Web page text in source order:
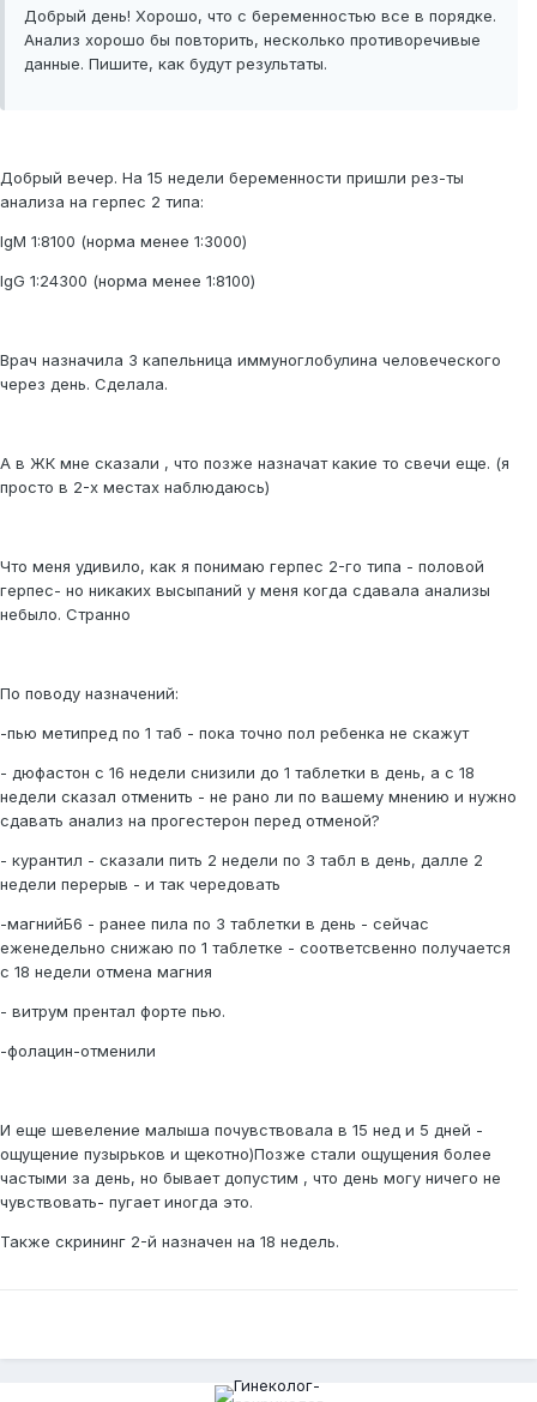
Добрый день! Хорошо, что с беременностью все в порядке.
Анализ хорошо бы повторить, несколько противоречивые
данные. Пишите, как будут результаты.
Добрый вечер. На 15 недели беременности пришли рез-ты
анализа на герпес 2 типа:
IgM 1:8100 (норма менее 1:3000)
IgG 1:24300 (норма менее 1:8100)
Врач назначила 3 капельница иммуноглобулина человеческого
через день. Сделала.
А в ЖК мне сказали , что позже назначат какие то свечи еще. (я
просто в 2-х местах наблюдаюсь)
Что меня удивило, как я понимаю герпес 2-го типа - половой
герпес- но никаких высыпаний у меня когда сдавала анализы
небыло. Странно
По поводу назначений:
-пью метипред по 1 таб - пока точно пол ребенка не скажут
- дюфастон с 16 недели снизили до 1 таблетки в день, а с 18
недели сказал отменить - не рано ли по вашему мнению и нужно
сдавать анализ на прогестерон перед отменой?
- курантил - сказали пить 2 недели по 3 табл в день, далле 2
недели перерыв - и так чередовать
-магнийБ6 - ранее пила по 3 таблетки в день - сейчас
еженедельно снижаю по 1 таблетке - соответсвенно получается
с 18 недели отмена магния
- витрум прентал форте пью.
-фолацин-отменили
И еще шевеление малыша почувствовала в 15 нед и 5 дней -
ощущение пузырьков и щекотно)Позже стали ощущения более
частыми за день, но бывает допустим , что день могу ничего не
чувствовать- пугает иногда это.
Также скрининг 2-й назначен на 18 недель.